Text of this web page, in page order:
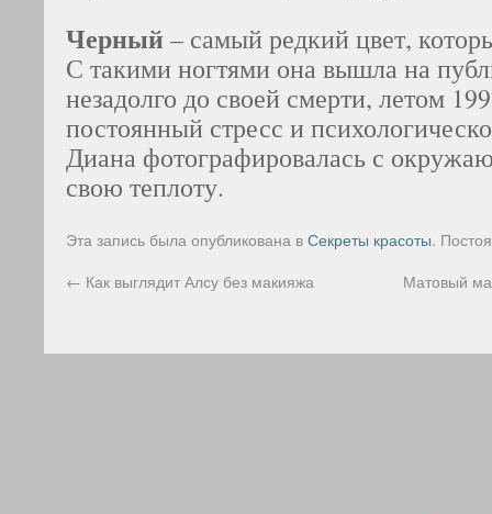
Черный – самый редкий цвет,
С такими ногтями она вышла на
незадолго до своей смерти, летом
постоянный стресс и
Диана фотографировалась с
свою теплоту.
Эта запись была опубликована вСекреты красоты.
← Как выглядит Алсу без макияжа Матовый